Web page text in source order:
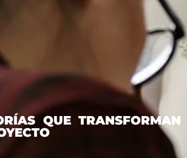
QUE TRANSFORMAN